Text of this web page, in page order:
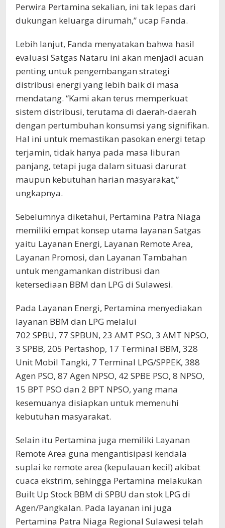
Perwira Pertamina sekalian, ini tak lepas dari
dukungan keluarga dirumah,” ucap Fanda.
Lebih lanjut, Fanda menyatakan bahwa hasil
evaluasi Satgas Nataru ini akan menjadi acuan
penting untuk pengembangan strategi
distribusi energi yang lebih baik di masa
mendatang. “Kami akan terus memperkuat
sistem distribusi, terutama di daerah-daerah
dengan pertumbuhan konsumsi yang signifikan.
Hal ini untuk memastikan pasokan energi tetap
terjamin, tidak hanya pada masa liburan
panjang, tetapi juga dalam situasi darurat
maupun kebutuhan harian masyarakat,”
ungkapnya.
Sebelumnya diketahui, Pertamina Patra Niaga
memiliki empat konsep utama layanan Satgas
yaitu Layanan Energi, Layanan Remote Area,
Layanan Promosi, dan Layanan Tambahan
untuk mengamankan distribusi dan
ketersediaan BBM dan LPG di Sulawesi.
Pada Layanan Energi, Pertamina menyediakan
layanan BBM dan LPG melalui
702 SPBU, 77 SPBUN, 23 AMT PSO, 3 AMT NPSO,
3 SPBB, 205 Pertashop, 17 Terminal BBM, 328
Unit Mobil Tangki, 7 Terminal LPG/SPPEK, 388
Agen PSO, 87 Agen NPSO, 42 SPBE PSO, 8 NPSO,
15 BPT PSO dan 2 BPT NPSO, yang mana
kesemuanya disiapkan untuk memenuhi
kebutuhan masyarakat.
Selain itu Pertamina juga memiliki Layanan
Remote Area guna mengantisipasi kendala
suplai ke remote area (kepulauan kecil) akibat
cuaca ekstrim, sehingga Pertamina melakukan
Built Up Stock BBM di SPBU dan stok LPG di
Agen/Pangkalan. Pada layanan ini juga
Pertamina Patra Niaga Regional Sulawesi telah